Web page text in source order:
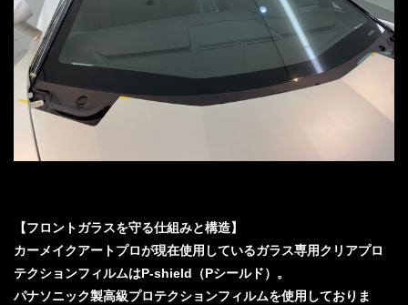
【フロントガラスを守る仕組みと構造】
カーメイクアートプロが現在使用しているガラス専用クリアプロ
テクションフィルムはP-shield（Pシールド）。
パナソニック製高級プロテクションフィルムを使用しておりま